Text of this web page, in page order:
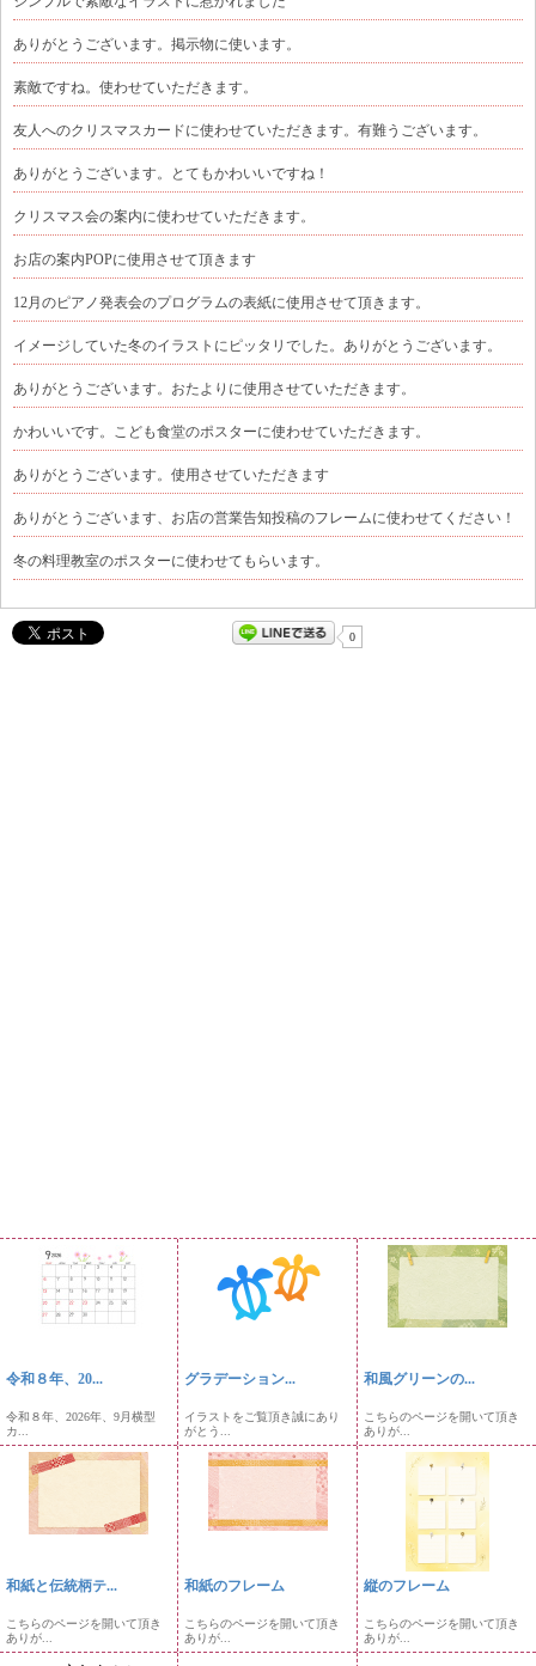
ありがとうございます。掲示物に使います。
素敵ですね。使わせていただきます。
友人へのクリスマスカードに使わせていただきます。有難うございます。
ありがとうございます。とてもかわいいですね！
クリスマス会の案内に使わせていただきます。
お店の案内POPに使用させて頂きます
12月のピアノ発表会のプログラムの表紙に使用させて頂きます。
イメージしていた冬のイラストにピッタリでした。ありがとうございます。
ありがとうございます。おたよりに使用させていただきます。
かわいいです。こども食堂のポスターに使わせていただきます。
ありがとうございます。使用させていただきます
ありがとうございます、お店の営業告知投稿のフレームに使わせてください！
冬の料理教室のポスターに使わせてもらいます。
0
令和８年、20...
令和８年、2026年、9月横型
カ...
グラデーション...
イラストをご覧頂き誠にあり
がとう...
和風グリーンの...
こちらのページを開いて頂き
ありが...
和紙と伝統柄テ...
こちらのページを開いて頂き
ありが...
和紙のフレーム
こちらのページを開いて頂き
ありが...
縦のフレーム
こちらのページを開いて頂き
ありが...